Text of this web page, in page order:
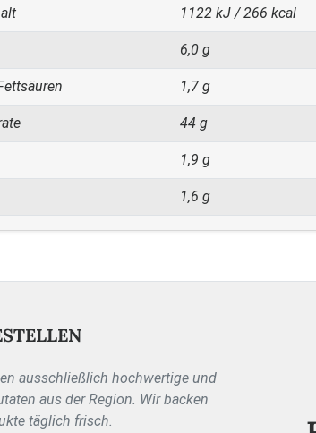
1122 kJ / 266 kcal
6,0 g
1,7 g
44 g
1,9 g
1,6 g
ausschließlich hochwertige und
aus der Region. Wir backen
täglich frisch.